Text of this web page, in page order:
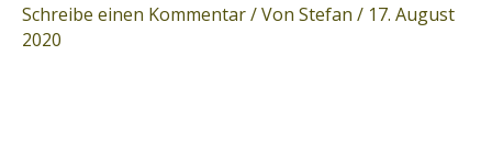
Schreibe einen Kommentar/ Von Stefan / 17. August
2020